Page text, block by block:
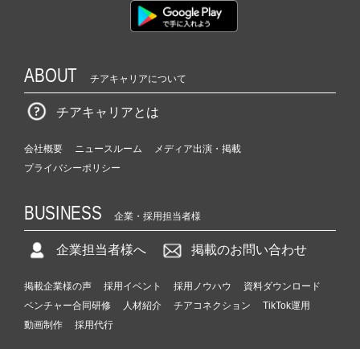
ABOUT チアキャリアについて
チアキャリアとは
会社概要 ニュースルーム
メディア出演・掲載
プライバシーポリシー
BUSINESS 企業・採用担当者様
企業担当者様へ 掲載のお問い合わせ
掲載企業様の声 採用イベント 採用ノウハウ
資料ダウンロード
ベンチャー合同研修
人材紹介 チアコネクション
TikTok運用
動画制作
採用代行